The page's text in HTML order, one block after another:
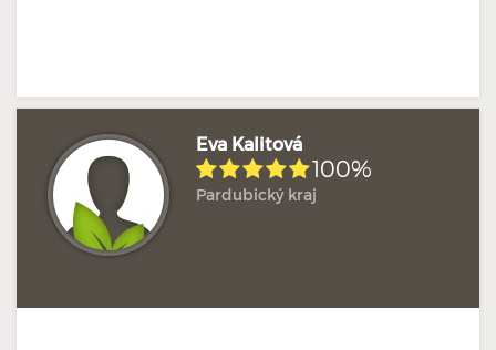
Eva Kalitová
100%
Pardubický kraj
Hodnoceno: 18×